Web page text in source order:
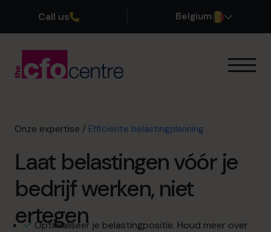
Call us Belgium
Onze CFO’s
Over ons
Word lid van ons team
Plan een kennismakingsgesprek
Onze expertise / Efficiënte belastingplanning
Laat belastingen vóór je
bedrijf werken, niet
ertegen
Optimaliseer je belastingpositie. Houd meer over